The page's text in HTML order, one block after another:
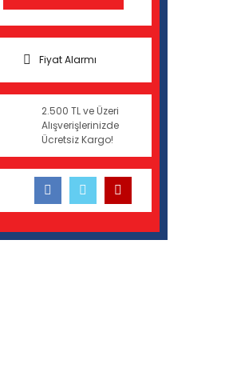
Fiyat Alarmı
2.500 TL ve Üzeri
Alışverişlerinizde
Ücretsiz Kargo!